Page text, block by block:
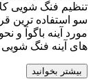
تنظیم فنگ شویی
سو استفاده ترین
مورد آینه باگوآ و
های آینه فنگ
بیشتر بخوانید